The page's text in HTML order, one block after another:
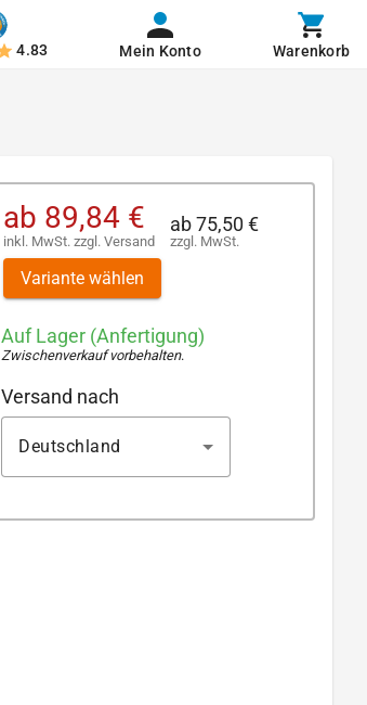
4.83 Mein Konto Warenkorb
ab 89,84 €
inkl. MwSt. zzgl. Versand
ab75,50 €
zzgl. MwSt.
Variante wählen
Auf Lager (Anfertigung)
Zwischenverkauf vorbehalten.
Versand nach
Deutschland